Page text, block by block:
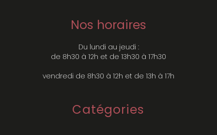
Nos horaires
Du lundi au jeudi :
de 8h30 à 12h et de 13h30 à 17h30
vendredi de 8h30 à 12h et de 13h à 17h
Catégories